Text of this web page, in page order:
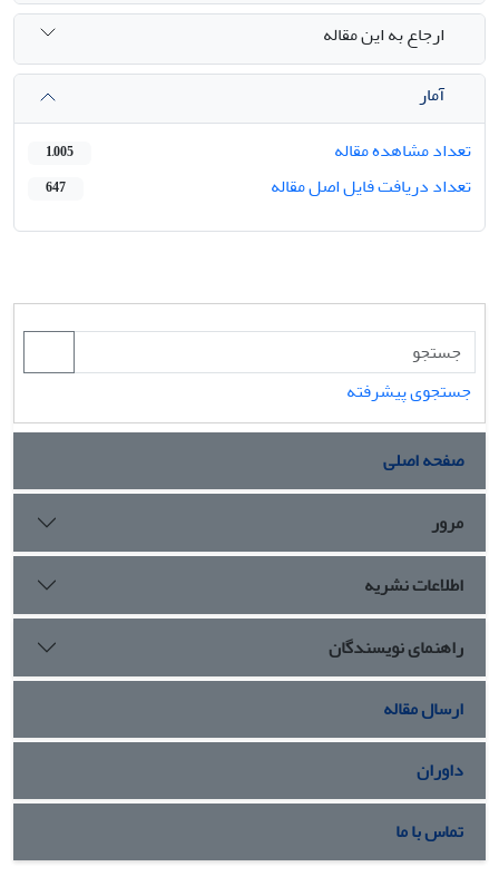
ارجاع به این مقاله
آمار
تعداد مشاهده مقاله
1,005
تعداد دریافت فایل اصل مقاله 647
جستجوی پیشرفته
صفحه اصلی
مرور
اطلاعات نشریه
راهنمای نویسندگان
ارسال مقاله
داوران
تماس با ما